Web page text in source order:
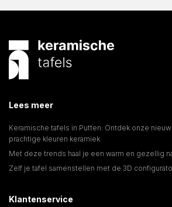
Lees meer
Keramische tafels in Putten: Ontdek onze
prachtige kleuren keramiek
Met deze trends haal je een warm en gezellig
Zelf je tafel samenstellen met de 3D
Klantenservice